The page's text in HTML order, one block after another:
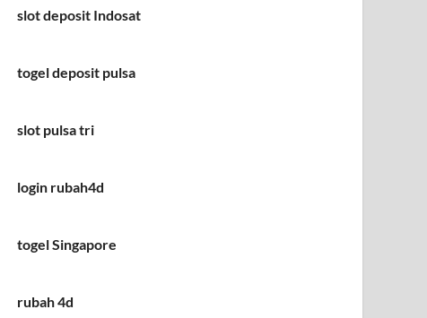
slot deposit Indosat
togel deposit pulsa
slot pulsa tri
login rubah4d
togel Singapore
rubah 4d